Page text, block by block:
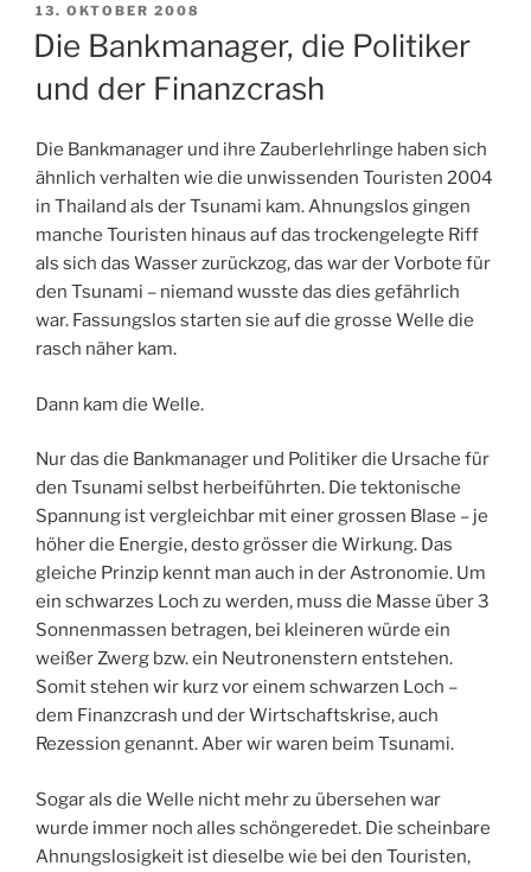
VERÖFFENTLICHT
AM
13. OKTOBER 2008
Die Bankmanager, die Politiker
und der Finanzcrash
Die Bankmanager und ihre Zauberlehrlinge haben sich
ähnlich verhalten wie die unwissenden Touristen 2004
in Thailand als der Tsunami kam. Ahnungslos gingen
manche Touristen hinaus auf das trockengelegte Riff
als sich das Wasser zurückzog, das war der Vorbote für
den Tsunami – niemand wusste das dies gefährlich
war. Fassungslos starten sie auf die grosse Welle die
rasch näher kam.
Dann kam die Welle.
Nur das die Bankmanager und Politiker die Ursache für
den Tsunami selbst herbeiführten. Die tektonische
Spannung ist vergleichbar mit einer grossen Blase – je
höher die Energie, desto grösser die Wirkung. Das
gleiche Prinzip kennt man auch in der Astronomie. Um
ein schwarzes Loch zu werden, muss die Masse über 3
Sonnenmassen betragen, bei kleineren würde ein
weißer Zwerg bzw. ein Neutronenstern entstehen.
Somit stehen wir kurz vor einem schwarzen Loch –
dem Finanzcrash und der Wirtschaftskrise, auch
Rezession genannt. Aber wir waren beim Tsunami.
Sogar als die Welle nicht mehr zu übersehen war
wurde immer noch alles schöngeredet. Die scheinbare
Ahnungslosigkeit ist dieselbe wie bei den Touristen,